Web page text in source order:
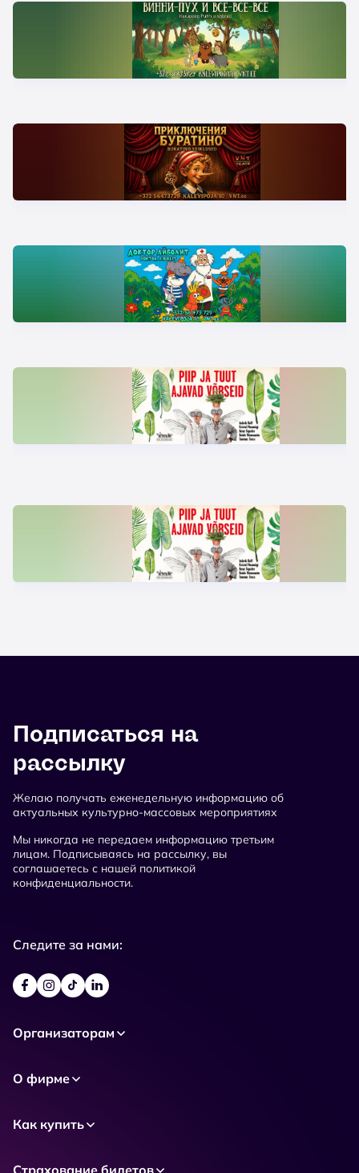
Подписаться на
рассылку
Желаю получать еженедельную информацию об
актуальных культурно-массовых мероприятиях
Мы никогда не передаем информацию третьим
лицам. Подписываясь на рассылку, вы
соглашаетесь с нашей политикой
конфиденциальности.
Следите за нами:
Организаторам
О фирме
Как купить
Страхование билетов